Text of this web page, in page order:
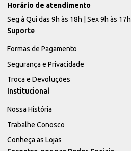
Horário de atendimento
Seg à Qui das 9h às 18h | Sex 9h às 17h
Suporte
Formas de Pagamento
Segurança e Privacidade
Troca e Devoluções
Institucional
Nossa História
Trabalhe Conosco
Conheça as Lojas